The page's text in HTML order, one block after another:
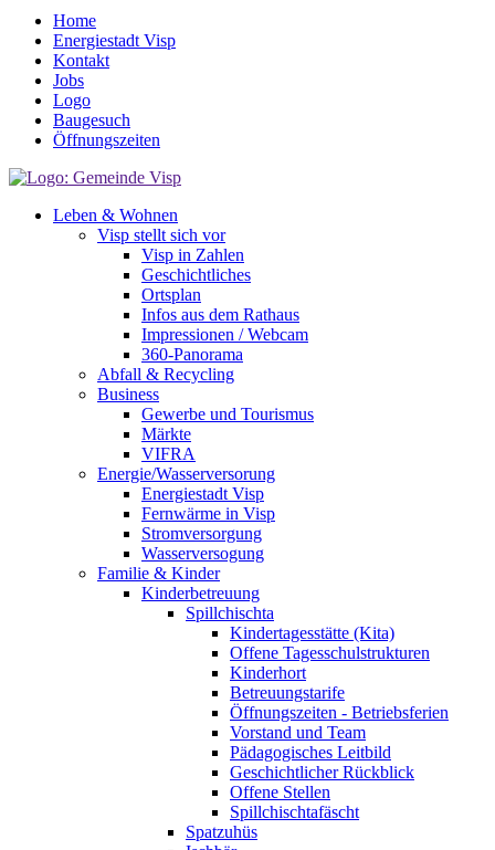
Home
Energiestadt Visp
Kontakt
Jobs
Logo
Baugesuch
Öffnungszeiten
Leben & Wohnen
Visp stellt sich vor
Visp in Zahlen
Geschichtliches
Ortsplan
Infos aus dem Rathaus
Impressionen / Webcam
360-Panorama
Abfall & Recycling
Business
Gewerbe und Tourismus
Märkte
VIFRA
Energie/Wasserversorung
Energiestadt Visp
Fernwärme in Visp
Stromversorgung
Wasserversogung
Familie & Kinder
Kinderbetreuung
Spillchischta
Kindertagesstätte (Kita)
Offene Tagesschulstrukturen
Kinderhort
Betreuungstarife
Öffnungszeiten - Betriebsferien
Vorstand und Team
Pädagogisches Leitbild
Geschichtlicher Rückblick
Offene Stellen
Spillchischtafäscht
Spatzuhüs